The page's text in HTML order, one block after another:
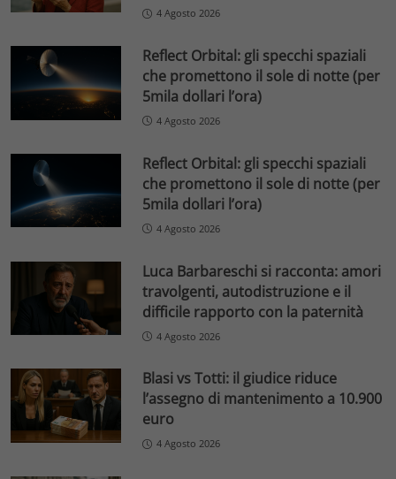
4 Agosto 2026
Reflect Orbital: gli specchi spaziali
che promettono il sole di notte (per
5mila dollari l’ora)
4 Agosto 2026
Reflect Orbital: gli specchi spaziali
che promettono il sole di notte (per
5mila dollari l’ora)
4 Agosto 2026
Luca Barbareschi si racconta: amori
travolgenti, autodistruzione e il
difficile rapporto con la paternità
4 Agosto 2026
Blasi vs Totti: il giudice riduce
l’assegno di mantenimento a 10.900
euro
4 Agosto 2026